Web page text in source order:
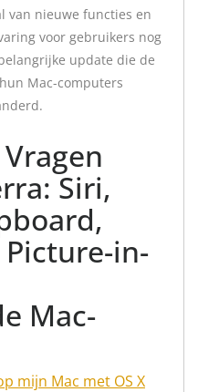
van nieuwe functies en
voor gebruikers nog
update die de
Mac-computers
Siri,
in-
Mac-
mijn Mac met OS X